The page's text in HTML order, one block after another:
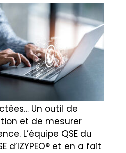
Un outil de
et de mesurer
L’équipe QSE du
et en a fait